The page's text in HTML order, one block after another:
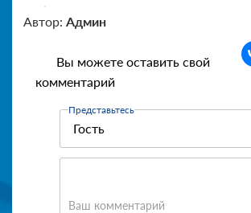
Автор: Админ
Вы можете оставить свой
комментарий
Представьтесь
Ваш комментарий